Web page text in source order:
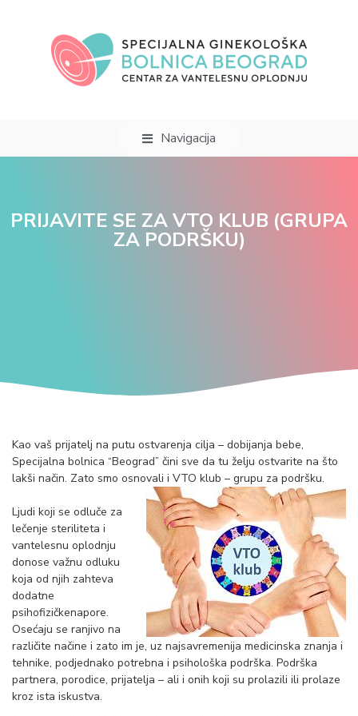
Navigacija
PRIJAVITE SE ZA VTO KLUB (GRUPA
ZA PODRŠKU)
Kao vaš prijatelj na putu ostvarenja cilja – dobijanja bebe,
Specijalna bolnica “Beograd” čini sve da tu želju ostvarite na što
lakši način. Zato smo osnovali i VTO klub – grupu za podršku.
Ljudi koji se odluče za
lečenje steriliteta i
vantelesnu oplodnju
donose važnu odluku
koja od njih zahteva
dodatne
psihofizičkenapore.
Osećaju se ranjivo na
različite načine i zato im je, uz najsavremenija medicinska znanja i
tehnike, podjednako potrebna i psihološka podrška. Podrška
partnera, porodice, prijatelja – ali i onih koji su prolazili ili prolaze
kroz ista iskustva.